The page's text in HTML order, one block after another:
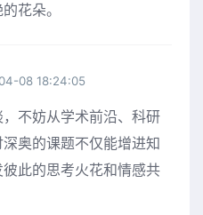
花朵。
08 18:24:05
不妨从学术前沿、科研
奥的课题不仅能增进知
此的思考火花和情感共